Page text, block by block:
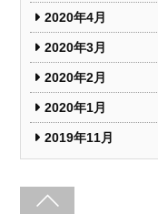
2020年4月
2020年3月
2020年2月
2020年1月
2019年11月